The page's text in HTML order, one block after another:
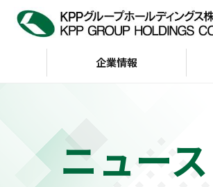
ニュー
企業情報
トップメッセージ KPP
企業情報
IR情報
経営方針
サステナビリティ
サステナビリティビジョン